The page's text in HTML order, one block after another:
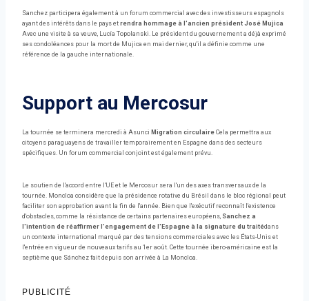
Sanchez participera également à un forum commercial avec des investisseurs espagnols
ayant des intérêts dans le pays et rendra hommage à l'ancien président José Mujica
Avec une visite à sa veuve, Lucía Topolanski. Le président du gouvernement a déjà exprimé
ses condoléances pour la mort de Mujica en mai dernier, qu'il a définie comme une
référence de la gauche internationale.
Support au Mercosur
La tournée se terminera mercredi à Asunci Migration circulaire Cela permettra aux
citoyens paraguayens de travailler temporairement en Espagne dans des secteurs
spécifiques. Un forum commercial conjoint est également prévu.
Le soutien de l'accord entre l'UE et le Mercosur sera l'un des axes transversaux de la
tournée. Moncloa considère que la présidence rotative du Brésil dans le bloc régional peut
faciliter son approbation avant la fin de l'année. Bien que l'exécutif reconnaît l'existence
d'obstacles, comme la résistance de certains partenaires européens, Sanchez a
l'intention de réaffirmer l'engagement de l'Espagne à la signature du traitédans
un contexte international marqué par des tensions commerciales avec les États-Unis et
l'entrée en vigueur de nouveaux tarifs au 1er août. Cette tournée ibero-américaine est la
septième que Sánchez fait depuis son arrivée à La Moncloa.
PUBLICITÉ